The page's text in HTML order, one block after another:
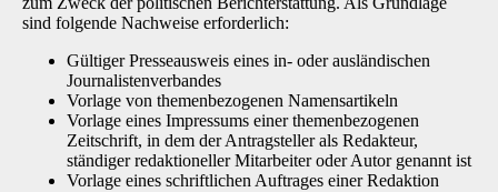
sind folgende Nachweise erforderlich:
Gültiger Presseausweis eines in- oder ausländischen
Journalistenverbandes
Vorlage von themenbezogenen Namensartikeln
Vorlage eines Impressums einer themenbezogenen
Zeitschrift, in dem der Antragsteller als Redakteur,
ständiger redaktioneller Mitarbeiter oder Autor genannt ist
Vorlage eines schriftlichen Auftrages einer Redaktion